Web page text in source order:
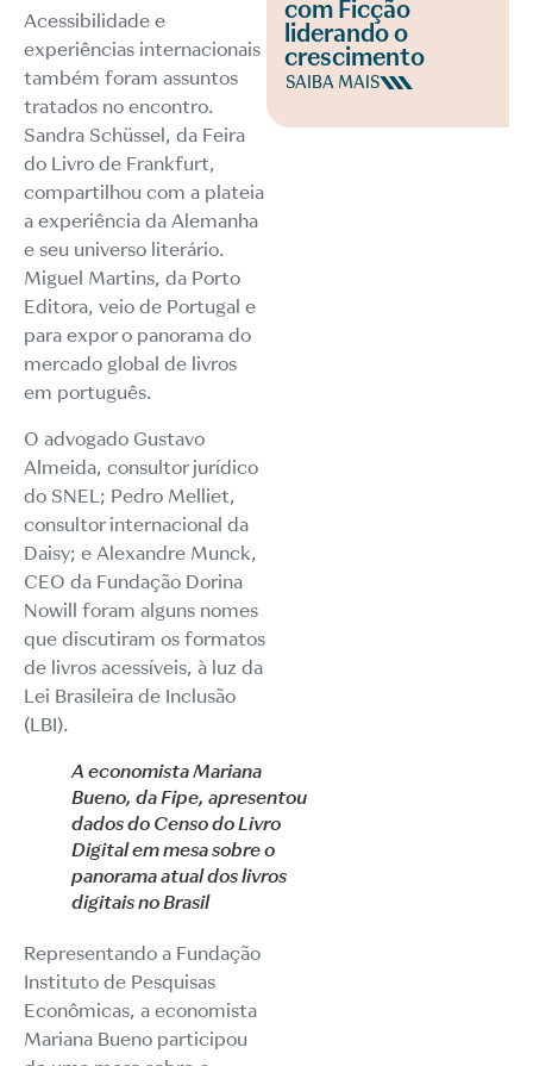
Acessibilidade e
experiências internacionais
também foram assuntos
tratados no encontro.
Sandra Schüssel, da Feira
do Livro de Frankfurt,
compartilhou com a plateia
a experiência da Alemanha
e seu universo literário.
Miguel Martins, da Porto
Editora, veio de Portugal e
para expor o panorama do
mercado global de livros
em português.
O advogado Gustavo
Almeida, consultor jurídico
do SNEL; Pedro Melliet,
consultor internacional da
Daisy; e Alexandre Munck,
CEO da Fundação Dorina
Nowill foram alguns nomes
que discutiram os formatos
de livros acessíveis, à luz da
Lei Brasileira de Inclusão
(LBI).
A economista Mariana
Bueno, da Fipe, apresentou
dados do Censo do Livro
Digital em mesa sobre o
panorama atual dos livros
digitais no Brasil
Representando a Fundação
Instituto de Pesquisas
Econômicas, a economista
Mariana Bueno participou
com Ficção
liderando o
crescimento
SAIBA MAIS